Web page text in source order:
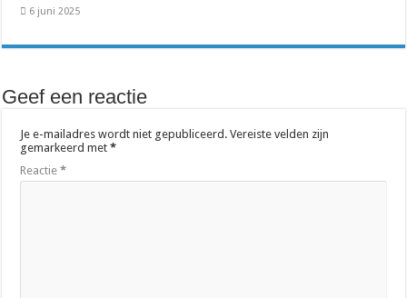
6 juni 2025
Geef een reactie
Je e-mailadres wordt niet gepubliceerd. Vereiste velden zijn
gemarkeerd met*
Reactie*